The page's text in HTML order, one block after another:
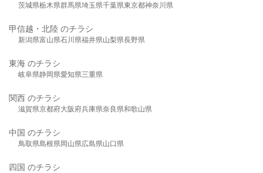
茨城県栃木県群馬県埼玉県千葉県東京都神奈川県
甲信越・北陸 のチラシ
新潟県富山県石川県福井県山梨県長野県
東海 のチラシ
岐阜県静岡県愛知県三重県
関西 のチラシ
滋賀県京都府大阪府兵庫県奈良県和歌山県
中国 のチラシ
鳥取県島根県岡山県広島県山口県
四国 のチラシ